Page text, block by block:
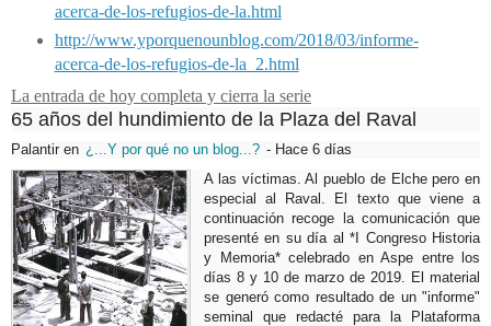
acerca-de-los-refugios-de-la.html
http://www.yporquenounblog.com/2018/03/informe-
acerca-de-los-refugios-de-la_2.html
La entrada de hoy completa y cierra la serie
65 años del hundimiento de la Plaza del Raval
Palantir en ¿...Y por qué no un blog...? - Hace 6 días
A las víctimas. Al pueblo de Elche pero en
especial al Raval. El texto que viene a
continuación recoge la comunicación que
presenté en su día al *I Congreso Historia
y Memoria* celebrado en Aspe entre los
días 8 y 10 de marzo de 2019. El material
se generó como resultado de un "informe"
seminal que redacté para la Plataforma